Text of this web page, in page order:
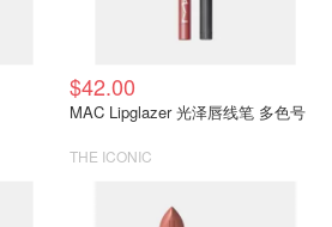
$42.00
MAC Lipglazer 光泽唇线笔 多色号
THE ICONIC